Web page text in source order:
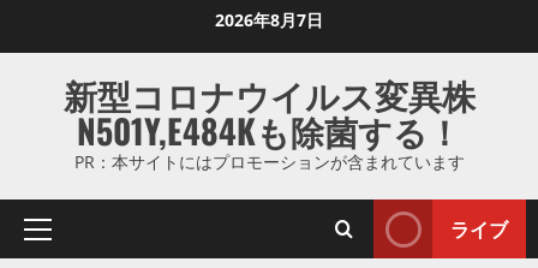
ス
ッ
2026年8月7日
新型コロナウイルス変異株
N501Y,E484Kも除菌する！
PR：本サイトにはプロモーションが含まれています
プ
ライブ